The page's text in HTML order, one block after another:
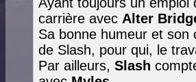
carrière avec Alter
Sa bonne humeur et son
de Slash, pour qui, le
Par ailleurs, Slash